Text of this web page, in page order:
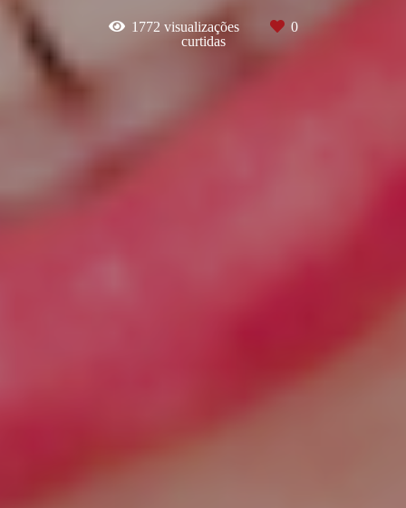
1772 visualizações
0
curtidas